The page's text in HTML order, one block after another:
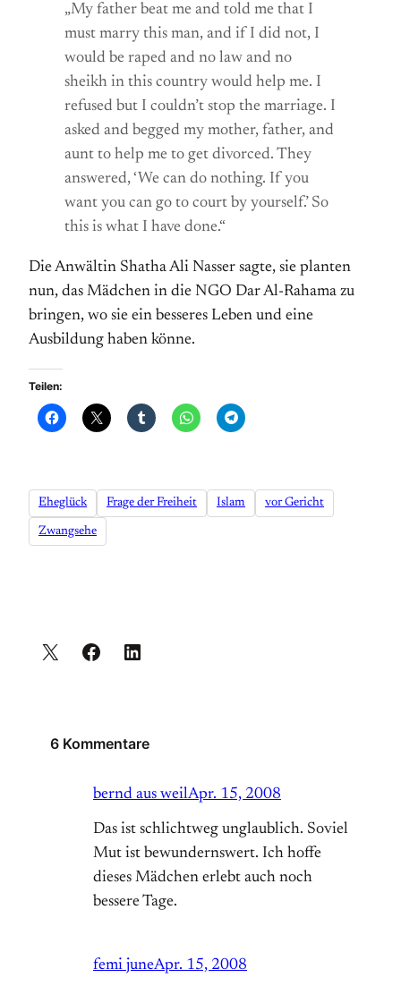
„My father beat me and told me that I
must marry this man, and if I did not, I
would be raped and no law and no
sheikh in this country would help me. I
refused but I couldn’t stop the marriage. I
asked and begged my mother, father, and
aunt to help me to get divorced. They
answered, ‘We can do nothing. If you
want you can go to court by yourself.’ So
this is what I have done.“
Die Anwältin Shatha Ali Nasser sagte, sie planten
nun, das Mädchen in die NGO Dar Al-Rahama zu
bringen, wo sie ein besseres Leben und eine
Ausbildung haben könne.
Teilen:
Eheglück Frage der Freiheit Islam vor Gericht
Zwangsehe
6 Kommentare
bernd aus weilApr. 15, 2008
Das ist schlichtweg unglaublich. Soviel
Mut ist bewundernswert. Ich hoffe
dieses Mädchen erlebt auch noch
bessere Tage.
femi juneApr. 15, 2008